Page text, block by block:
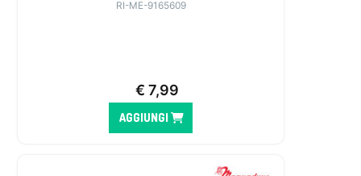
RI-ME-9165609
€ 7,99
AGGIUNGI